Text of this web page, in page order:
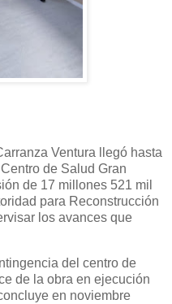
Ventura llegó hasta
de Salud Gran
de 17 millones 521 mil
para Reconstrucción
los avances que
del centro de
de la obra en ejecución
en noviembre